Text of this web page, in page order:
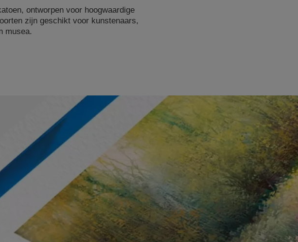
ontworpen voor hoogwaardige
zijn geschikt voor kunstenaars,
musea.